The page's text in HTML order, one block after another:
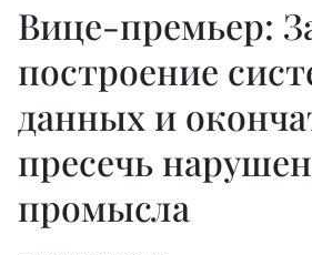
Вице-премьер:
построение
данных и
пресечь
промысла